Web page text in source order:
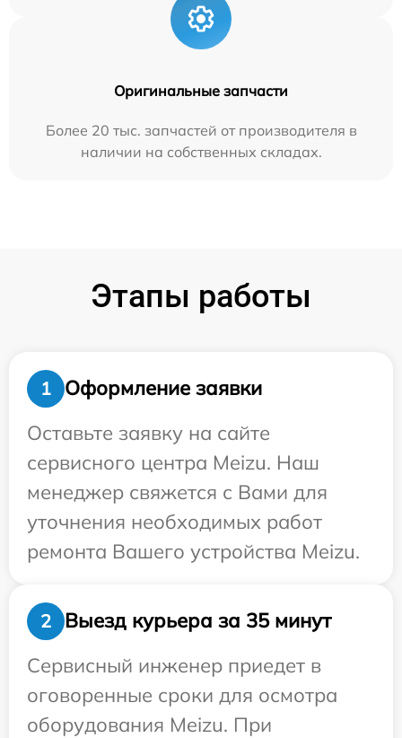
Оригинальные запчасти
Более 20 тыс. запчастей от производителя в
наличии на собственных складах.
Этапы работы
1
Оформление заявки
Оставьте заявку на сайте
сервисного центра Meizu. Наш
менеджер свяжется с Вами для
уточнения необходимых работ
ремонта Вашего устройства Meizu.
2
Выезд курьера за 35 минут
Сервисный инженер приедет в
оговоренные сроки для осмотра
оборудования Meizu. При